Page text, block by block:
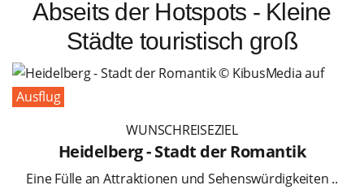
Abseits der Hotspots - Kleine
Städte touristisch groß
Ausflug
WUNSCHREISEZIEL
Heidelberg - Stadt der Romantik
Eine Fülle an Attraktionen und Sehenswürdigkeiten ..